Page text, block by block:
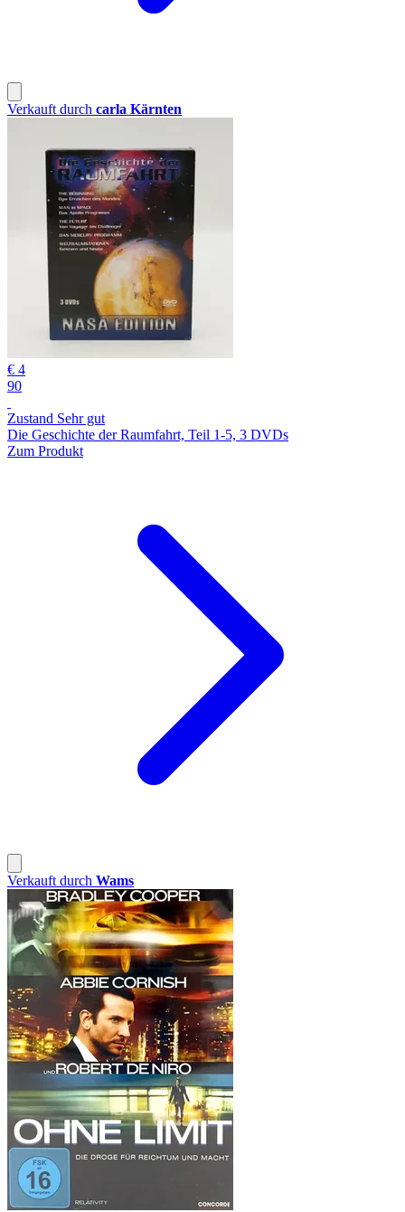
Verkauft durch carla Kärnten
€ 4
90
Zustand Sehr gut
Die Geschichte der Raumfahrt, Teil 1-5, 3 DVDs
Zum Produkt
Verkauft durch Wams